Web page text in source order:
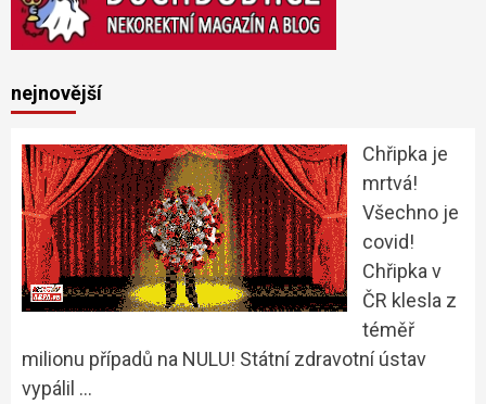
nejnovější
Chřipka je
mrtvá!
Všechno je
covid!
Chřipka v
ČR klesla z
téměř
milionu případů na NULU! Státní zdravotní ústav
vypálil …